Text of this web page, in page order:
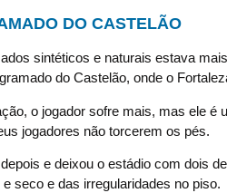
DO CASTELÃO
sintéticos e naturais estava
do Castelão, onde o
o jogador sofre mais, mas ele
jogadores não torcerem os pés.
e deixou o estádio com dois
seco e das irregularidades no piso.